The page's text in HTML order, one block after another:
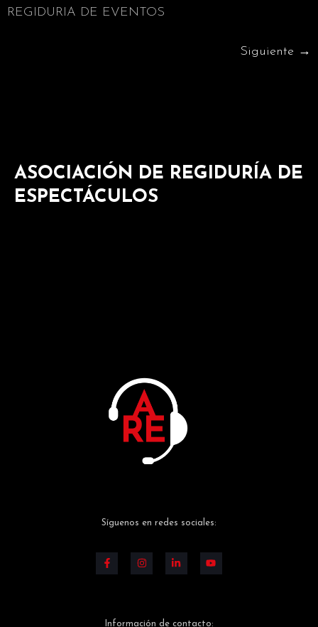
REGIDURIA DE EVENTOS
Siguiente →
ASOCIACIÓN DE REGIDURÍA DE
ESPECTÁCULOS
Síguenos en redes sociales:
Información de contacto: